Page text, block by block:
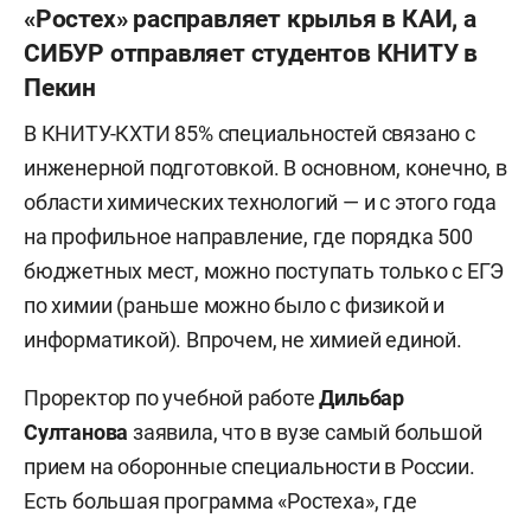
«Ростех» расправляет крылья в КАИ, а
СИБУР отправляет студентов КНИТУ в
Пекин
В КНИТУ-КХТИ 85% специальностей связано с
инженерной подготовкой. В основном, конечно, в
области химических технологий — и с этого года
на профильное направление, где порядка 500
бюджетных мест, можно поступать только с ЕГЭ
по химии (раньше можно было с физикой и
информатикой). Впрочем, не химией единой.
Проректор по учебной работеДильбар
Султанова заявила, что в вузе самый большой
прием на оборонные специальности в России.
Есть большая программа «Ростеха», где